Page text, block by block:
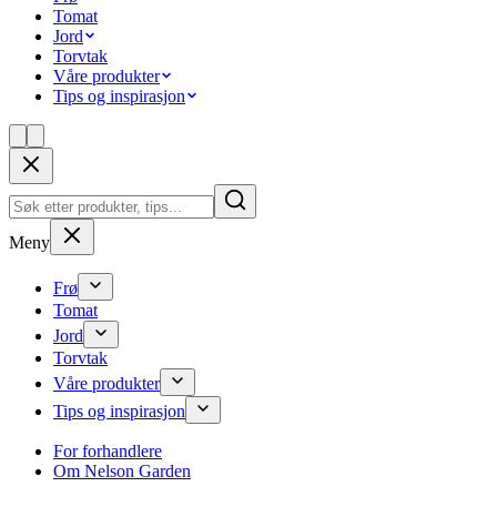
Tomat
Jord
Torvtak
Våre produkter
Tips og inspirasjon
Meny
Frø
Tomat
Jord
Torvtak
Våre produkter
Tips og inspirasjon
For forhandlere
Om Nelson Garden